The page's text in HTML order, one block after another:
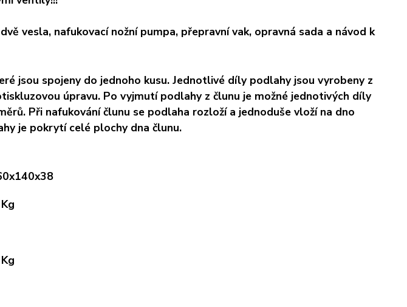
vesla, nafukovací nožní pumpa, přepravní vak, opravná sada a návod k
jsou spojeny do jednoho kusu. Jednotlivé díly podlahy jsou vyrobeny z
úpravu. Po vyjmutí podlahy z člunu je možné jednotivých díly
Při nafukování člunu se podlaha rozloží a jednoduše vloží na dno
je pokrytí celé plochy dna člunu.